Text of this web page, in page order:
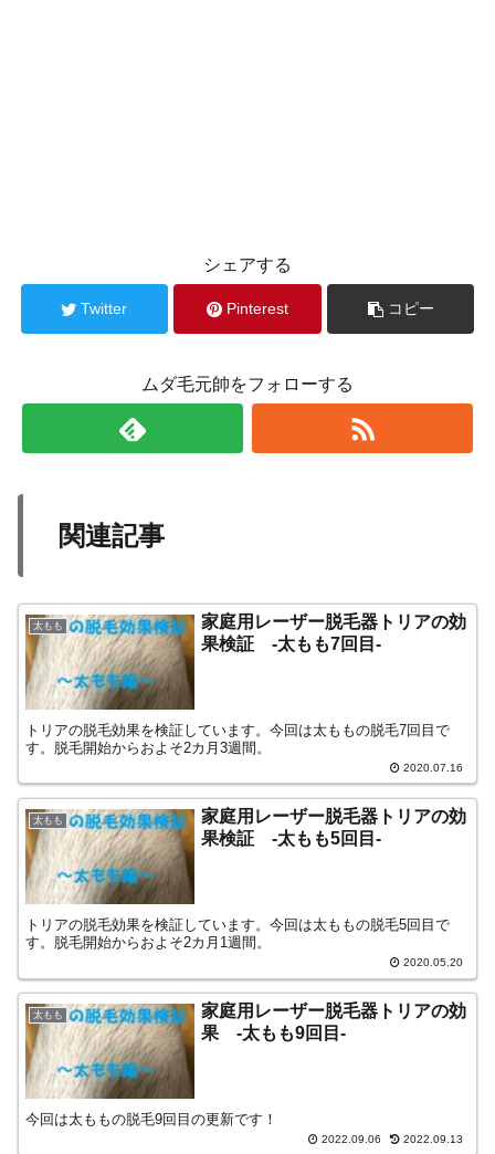
シェアする
Twitter Pinterest コピー
ムダ毛元帥をフォローする
関連記事
太もも
家庭用レーザー脱毛器トリアの効
果検証 -太もも7回目-
トリアの脱毛効果を検証しています。今回は太ももの脱毛7回目で
す。脱毛開始からおよそ2カ月3週間。
2020.07.16
太もも
家庭用レーザー脱毛器トリアの効
果検証 -太もも5回目-
トリアの脱毛効果を検証しています。今回は太ももの脱毛5回目で
す。脱毛開始からおよそ2カ月1週間。
2020.05.20
太もも
家庭用レーザー脱毛器トリアの効
果 -太もも9回目-
今回は太ももの脱毛9回目の更新です！
2022.09.06 2022.09.13